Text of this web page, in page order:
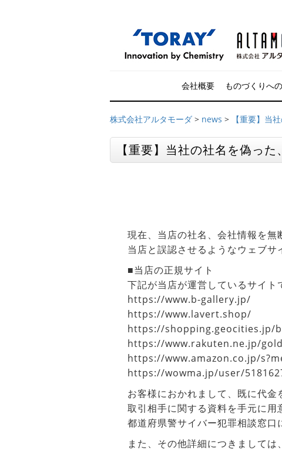
会社概要 ものづくりへ
株式会社アルタモーダ > news > 【重要】当
【重要】当社の社名を偽っ
現在、当店の社名、会社情報を無
当店と誤認させるようなウェブサ
■当店の正規サイト
下記が当店が運営しているサイト
https://www.b-gallery.jp/
https://www.lavert.shop/
https://shopping.geocities.jp/
https://www.rakuten.ne.jp/
https://www.amazon.co.jp/
https://wowma.jp/user/
お客様におかれまして、既に代金
取引相手に関する資料を手元に
都道府県警サイバー犯罪相談窓口
また、その他詳細につきましては